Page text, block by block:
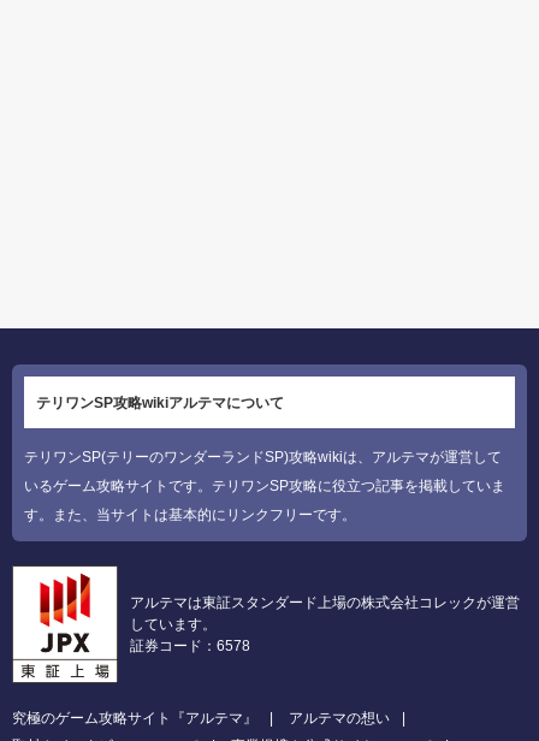
テリワンSP攻略wikiアルテマについて
テリワンSP(テリーのワンダーランドSP)攻略wikiは、アルテマが運営して
いるゲーム攻略サイトです。テリワンSP攻略に役立つ記事を掲載していま
す。また、当サイトは基本的にリンクフリーです。
アルテマは東証スタンダード上場の株式会社コレックが運営
しています。
証券コード：6578
究極のゲーム攻略サイト『アルテマ』
アルテマの想い